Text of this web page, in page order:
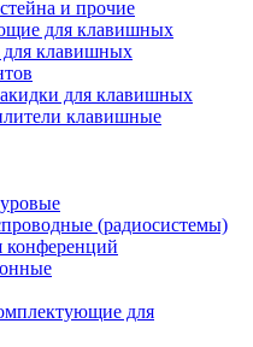
и прочие
для клавишных
клавишных
для клавишных
клавишные
(радиосистемы)
для